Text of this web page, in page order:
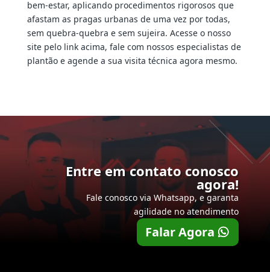
bem-estar, aplicando procedimentos rigorosos que
afastam as pragas urbanas de uma vez por todas,
sem quebra-quebra e sem sujeira. Acesse o nosso
site pelo link acima, fale com nossos especialistas de
plantão e agende a sua visita técnica agora mesmo.
Entre em contato conosco
agora!
Fale conosco via Whatsapp, e garanta
agilidade no atendimento
Falar Agora